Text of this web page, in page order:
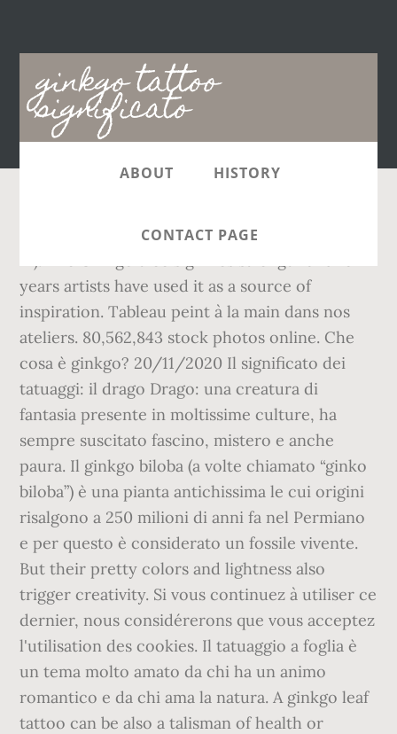
ginkgo tattoo
significato
Main
navigation
ABOUT HISTORY
CONTACT PAGE
Size of one tattoo about : 3,5 x 2,5 cm (1,5 in x 1
years artists have used it as a source of
inspiration. Tableau peint à la main dans nos
ateliers. 80,562,843 stock photos online. Che
cosa è ginkgo? 20/11/2020 Il significato dei
tatuaggi: il drago Drago: una creatura di
fantasia presente in moltissime culture, ha
sempre suscitato fascino, mistero e anche
paura. Il ginkgo biloba (a volte chiamato “ginko
biloba”) è una pianta antichissima le cui origini
risalgono a 250 milioni di anni fa nel Permiano
e per questo è considerato un fossile vivente.
But their pretty colors and lightness also
trigger creativity. Si vous continuez à utiliser ce
dernier, nous considérerons que vous acceptez
l'utilisation des cookies. Il tatuaggio a foglia è
un tema molto amato da chi ha un animo
romantico e da chi ama la natura. A ginkgo leaf
tattoo can be also a talisman of health or